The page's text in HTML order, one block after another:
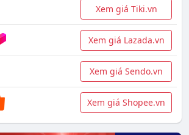
Xem giá Tiki.vn
Xem giá Lazada.vn
Xem giá Sendo.vn
Xem giá Shopee.vn